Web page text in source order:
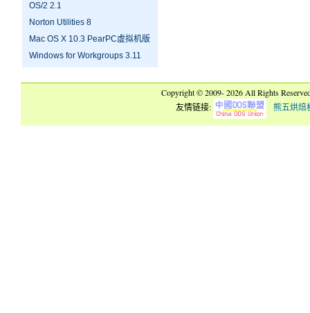
OS/2 2.1
Norton Utilities 8
Mac OS X 10.3 PearPC虚拟机版
Windows for Workgroups 3.11
Copyright © 2009-2026 All Rights
友情链接:
熊五烘焙